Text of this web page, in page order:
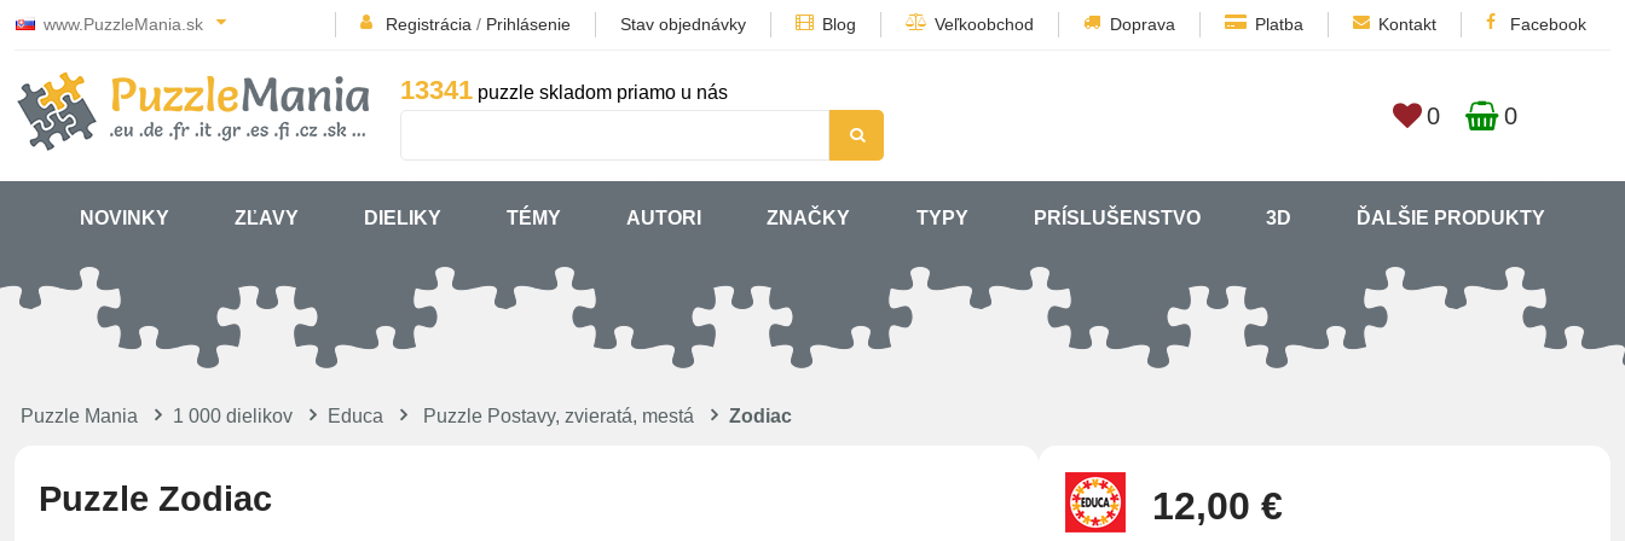
www.PuzzleMania.sk Registrácia / Prihlásenie Stav objednávky Blog Veľkoobchod Doprava Platba Kontakt Facebook
13341 puzzle skladom priamo u nás
0 0
NOVINKY ZĽAVY DIELIKY TÉMY AUTORI ZNAČKY TYPY PRÍSLUŠENSTVO 3D ĎALŠIE PRODUKTY
Puzzle Mania 1 000 dielikov Educa Puzzle Postavy, zvieratá, mestá Zodiac
Puzzle Zodiac 12,00 €